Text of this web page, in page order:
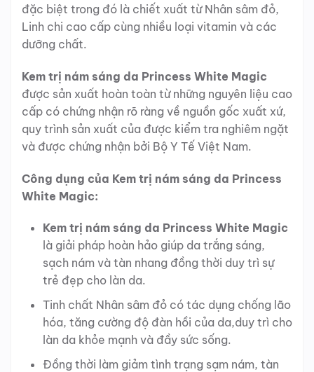
đặc biệt trong đó là chiết xuất từ Nhân sâm đỏ,
Linh chi cao cấp cùng nhiều loại vitamin và các
dưỡng chất.
Kem trị nám sáng da Princess White Magic
được sản xuất hoàn toàn từ những nguyên liệu cao
cấp có chứng nhận rõ ràng về nguồn gốc xuất xứ,
quy trình sản xuất của được kiểm tra nghiêm ngặt
và được chứng nhận bởi Bộ Y Tế Việt Nam.
Công dụng của Kem trị nám sáng da Princess
White Magic:
Kem trị nám sáng da Princess White Magic
là giải pháp hoàn hảo giúp da trắng sáng,
sạch nám và tàn nhang đồng thời duy trì sự
trẻ đẹp cho làn da.
Tinh chất Nhân sâm đỏ có tác dụng chống lão
hóa, tăng cường độ đàn hồi của da,duy trì cho
làn da khỏe mạnh và đầy sức sống.
Đồng thời làm giảm tình trạng sạm nám, tàn